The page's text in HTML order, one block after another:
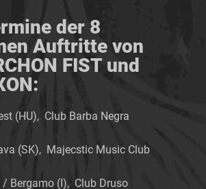
der 8
Auftritte von
FIST und
(HU), Club Barba Negra
(SK), Majecstic Music Club
Bergamo (I), Club Druso